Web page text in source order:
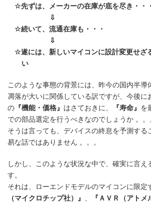
☆先ずは、メーカーの在庫が底を尽き・・・
⇩
☆続いて、流通在庫も・・・
⇩
☆遂には、新しいマイコンに設計変更せざ
い
このような事態の背景には、昨今の国内半導
凋落が大いに関係している訳ですが、今後に
の 『機能・価格』 はさておきに、 『寿命』 を
での部品選定を行うべきなのでしょうか 。。
そうは言っても、デバイスの終息を予測する
易な話ではありません 。。。
しかし、このような状況な中で、確実に言え
す。
それは、ローエンドモデルのマイコンに限定
（マイクロチップ社）』
『ＡＶＲ（アトメ